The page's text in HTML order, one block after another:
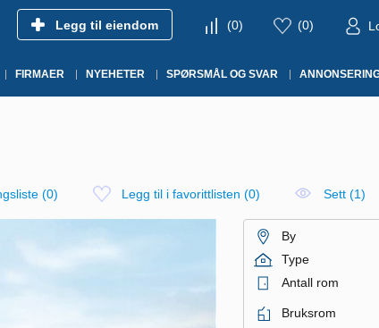
Legg til eiendom (0) (0)
FIRMAER NYEHETER SPØRSMÅL OG SVAR
(0) Legg til i favorittlisten (0) Sett (1)
By
Type
Antall rom
Bruksrom